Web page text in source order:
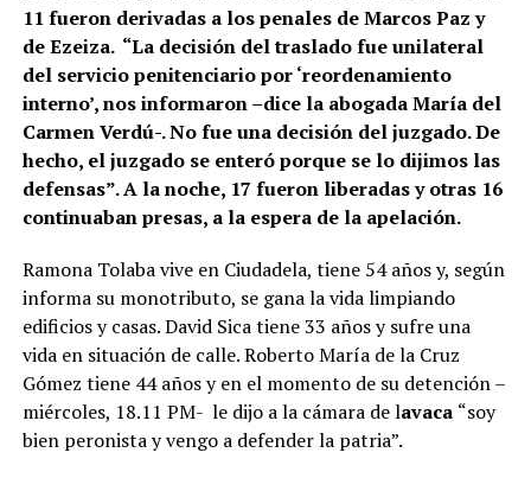
11 fueron derivadas a los penales de Marcos Paz y
de Ezeiza. “La decisión del traslado fue unilateral
del servicio penitenciario por ‘reordenamiento
interno’, nos informaron –dice la abogada María del
Carmen Verdú-. No fue una decisión del juzgado. De
hecho, el juzgado se enteró porque se lo dijimos las
defensas”. A la noche, 17 fueron liberadas y otras 16
continuaban presas, a la espera de la apelación.
Ramona Tolaba vive en Ciudadela, tiene 54 años y, según
informa su monotributo, se gana la vida limpiando
edificios y casas. David Sica tiene 33 años y sufre una
vida en situación de calle. Roberto María de la Cruz
Gómez tiene 44 años y en el momento de su detención –
miércoles, 18.11 PM- le dijo a la cámara de lavaca “soy
bien peronista y vengo a defender la patria”.